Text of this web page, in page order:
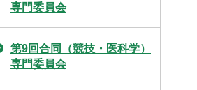
専門委員会
第9回合同（競技・医科学）
専門委員会